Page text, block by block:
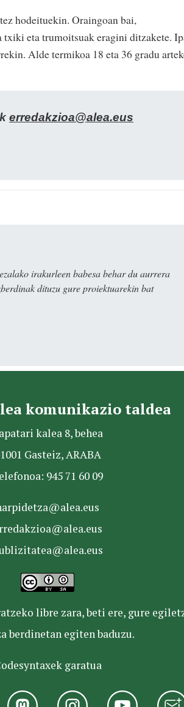
hodeituekin. Oraingoan bai,
txiki eta trumoitsuak eragini ditzakete.
Alde termikoa 18 eta 36 gradu
erredakzioa@alea.eus
irakurleen babesa behar du aurrera
dituzu gure proiektuarekin bat
komunikazio taldea
kalea 8, behea
Gasteiz, ARABA
945 71 60 09
libre zara, beti ere, gure
berdinetan egiten baduzu.
garatua